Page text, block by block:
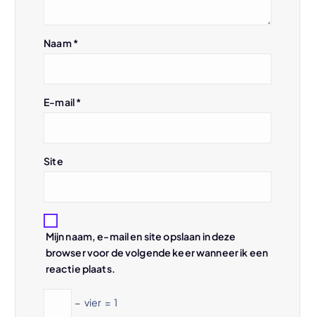
Naam*
E-mail*
Site
Mijn naam, e-mail en site opslaan in deze
browser voor de volgende keer wanneer ik een
reactie plaats.
− vier = 1